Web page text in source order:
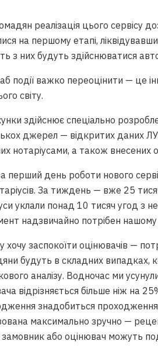
реалізація цього сервісу
на першому етапі,
з них будуть здійснюватися
події важко переоцінити — це
світу.
здійснює спеціально
джерел — відкритих даних
нотаріусами, а також внесених
перший день роботи нового
За тиждень — вже 25
уклали понад 10 тисяч угод з
надзвичайно потрібен
хочу заспокоїти оцінювачів —
будуть в складних випадках,
аналізу. Водночас ми
відрізняється більше ніж на
знадобиться
максимально зручно —
замовник або оцінювач можуть